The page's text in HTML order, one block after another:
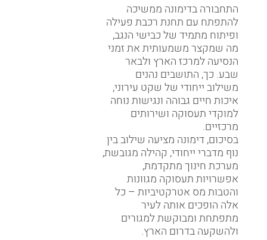
התחבורה בדימונה ממשיכה
להתפתח עם תחנת רכבת פעילה
ופיתוח מתמיד של כבישי הנגב,
מה שמקצר משמעותית את זמני
הנסיעה למרכז הארץ ולבאר
שבע. כך, התושבים נהנים
משילוב ייחודי של שקט עירוני,
איכות חיים גבוהה ונגישות נוחה
למוקדי תעסוקה ושירותים
מרכזיים.
בסיכום, דימונה מציעה שילוב בין
נוף מדברי ייחודי, קהילה מגובשת,
מערכת חינוך מתקדמת,
אפשרויות תעסוקה מגוונות
והטבות מס אטרקטיביות – כל
אלה הופכים אותה לעיר
מתפתחת ומבוקשת למגורים
ולהשקעה בדרום הארץ.